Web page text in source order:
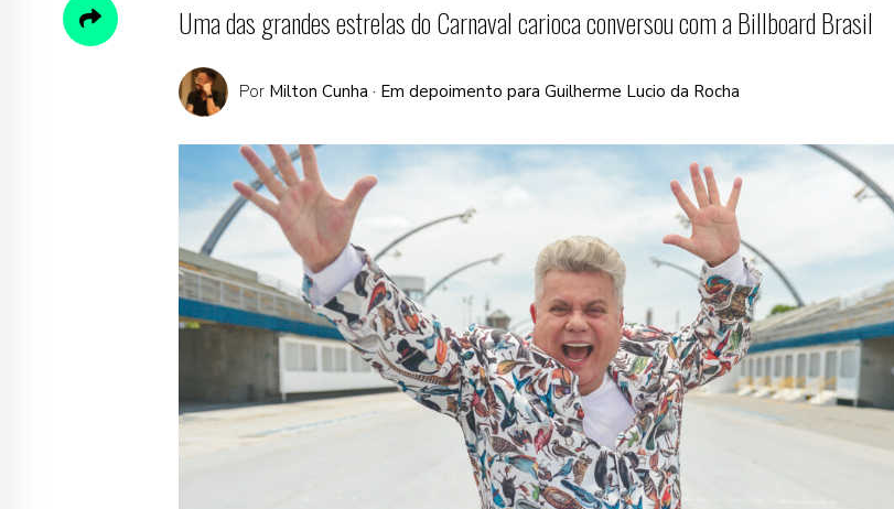
Uma das grandes estrelas do Carnaval carioca conversou com a Billboard Brasil
Por Milton Cunha · Em depoimento para Guilherme Lucio da Rocha